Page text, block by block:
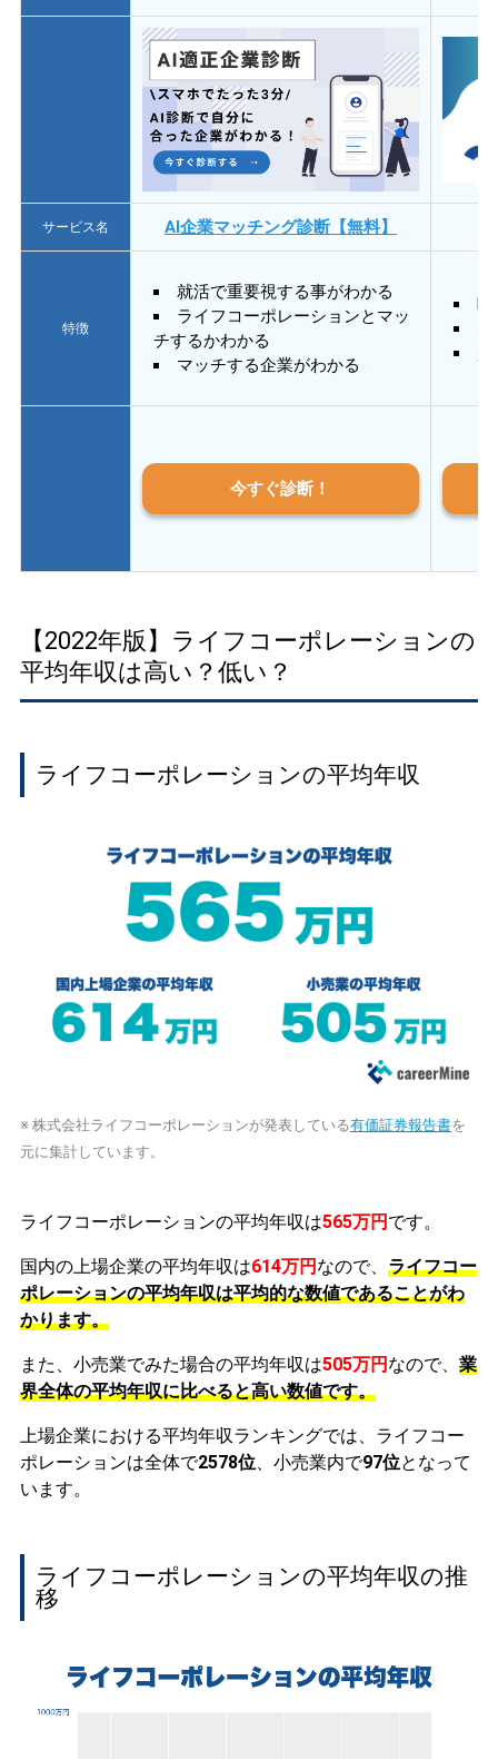
サービス名 AI企業マッチング診断【無料】
特徴
就活で重要視する事がわかる
ライフコーポレーションとマッ
チするかわかる
マッチする企業がわかる
質
今すぐ診断！
【2022年版】ライフコーポレーションの
平均年収は高い？低い？
ライフコーポレーションの平均年収
※ 株式会社ライフコーポレーションが発表している有価証券報告書を
元に集計しています。
ライフコーポレーションの平均年収は565万円 です。
国内の上場企業の平均年収は614万円 なので、 ライフコー
ポレーションの平均年収は平均的な数値であることがわ
かります。
また、小売業でみた場合の平均年収は505万円 なので、 業
界全体の平均年収に比べると高い数値です。
上場企業における平均年収ランキングでは、ライフコー
ポレーションは全体で2578位、小売業内で97位となって
います。
ライフコーポレーションの平均年収の推
移